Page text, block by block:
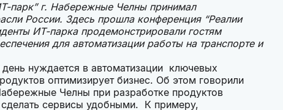
парк” г. Набережные Челны принимал
России. Здесь прошла конференция “Реалии
ИТ-парка продемонстрировали гостям
для автоматизации работы на транспорте и
нуждается в автоматизации ключевых
оптимизирует бизнес. Об этом говорили
Челны при разработке продуктов
сделать сервисы удобными. К примеру,